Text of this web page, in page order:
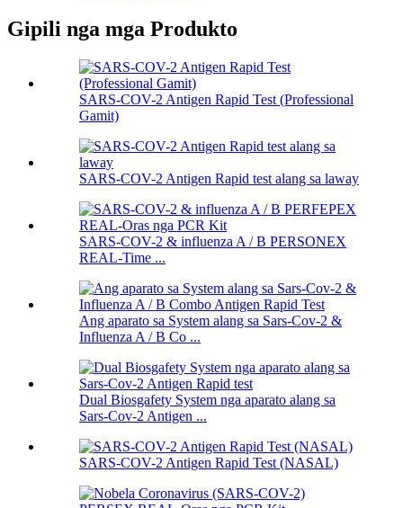
Gipili nga mga Produkto
SARS-COV-2 Antigen Rapid Test (Professional
Gamit)
SARS-COV-2 Antigen Rapid test alang sa laway
SARS-COV-2 & influenza A / B PERSONEX
REAL-Time ...
Ang aparato sa System alang sa Sars-Cov-2 &
Influenza A / B Co ...
Dual Biosgafety System nga aparato alang sa
Sars-Cov-2 Antigen ...
SARS-COV-2 Antigen Rapid Test (NASAL)